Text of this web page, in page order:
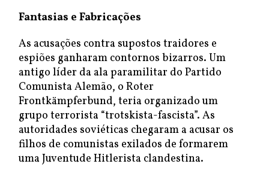
Fantasias e Fabricações
As acusações contra supostos traidores e
espiões ganharam contornos bizarros. Um
antigo líder da ala paramilitar do Partido
Comunista Alemão, o Roter
Frontkämpferbund, teria organizado um
grupo terrorista “trotskista-fascista”. As
autoridades soviéticas chegaram a acusar os
filhos de comunistas exilados de formarem
uma Juventude Hitlerista clandestina.